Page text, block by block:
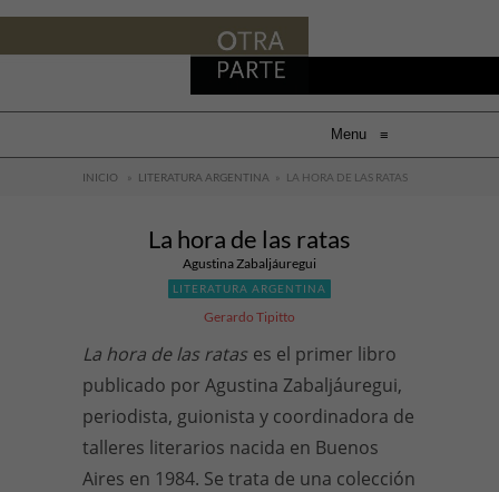
Menu ≡
INICIO » LITERATURA ARGENTINA » LA HORA DE LAS RATAS
La hora de las ratas
Agustina Zabaljáuregui
LITERATURA ARGENTINA
Gerardo Tipitto
La hora de las ratas es el primer libro
publicado por Agustina Zabaljáuregui,
periodista, guionista y coordinadora de
talleres literarios nacida en Buenos
Aires en 1984. Se trata de una colección